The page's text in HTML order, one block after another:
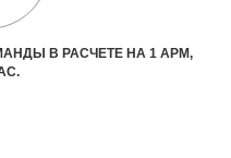
В РАСЧЕТЕ НА 1 АРМ,